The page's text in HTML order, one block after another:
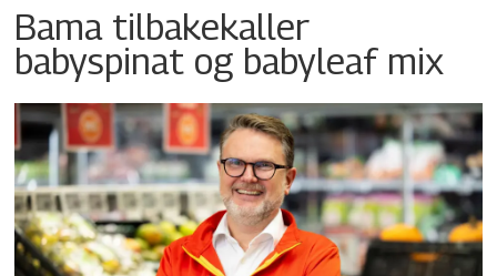
Bama tilbakekaller
babyspinat og babyleaf mix